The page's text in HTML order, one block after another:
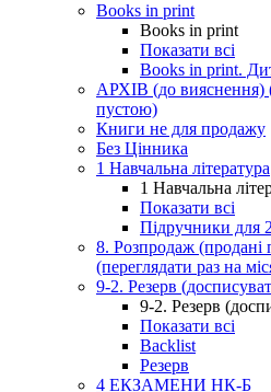
Books in print
Books in print
Показати всі
Books in print.
АРХІВ (до вияснення)
пустою)
Книги не для продажу
Без Цінника
1 Навчальна література
1 Навчальна
Показати всі
Підручники для
8. Розпродаж (продані
(переглядати раз на
9-2. Резерв
9-2. Резерв
Показати всі
Backlist
Резерв
4 ЕКЗАМЕНИ НК-Б